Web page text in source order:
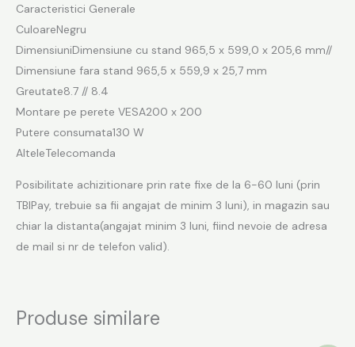
Caracteristici Generale
CuloareNegru
DimensiuniDimensiune cu stand 965,5 x 599,0 x 205,6 mm//
Dimensiune fara stand 965,5 x 559,9 x 25,7 mm
Greutate8.7 // 8.4
Montare pe perete VESA200 x 200
Putere consumata130 W
AlteleTelecomanda
Posibilitate achizitionare prin rate fixe de la 6-60 luni (prin
TBIPay, trebuie sa fii angajat de minim 3 luni), in magazin sau
chiar la distanta(angajat minim 3 luni, fiind nevoie de adresa
de mail si nr de telefon valid).
Produse similare